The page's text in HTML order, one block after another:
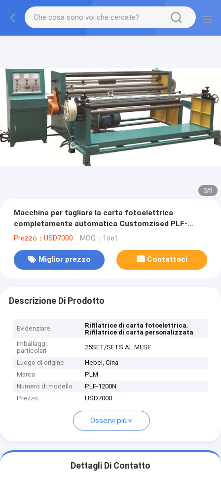
2/5
Macchina per tagliare la carta fotoelettrica
completamente automatica Customzised PLF-
1200N
Prezzo：USD7000 MOQ：1set
Miglior prezzo Contattaci
Descrizione Di Prodotto
Evidenziare Rifilatrice di carta fotoelettrica,
Rifilatrice di carta personalizzata
Imballaggi
particolari
25SET/SETS AL MESE
Luogo di origine
Hebei, Cina
Marca
PLM
Numero di modello
PLF-1200N
Prezzo
USD7000
Osservi più
Dettagli Di Contatto